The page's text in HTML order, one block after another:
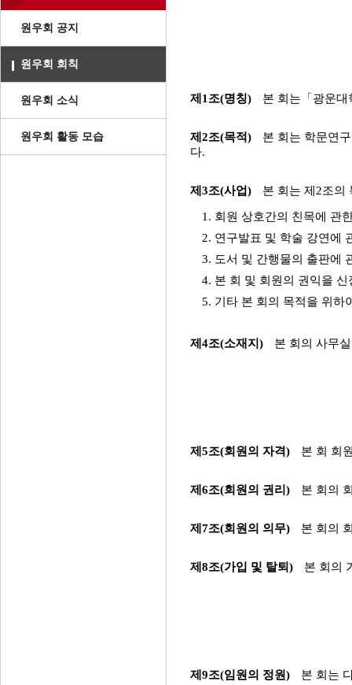
원우회 공지
원우회 회칙
원우회 소식
원우회 활동 모습
제1조(명칭) 본 회는「광운
제2조(목적)
본 회는 학문연
다.
제3조(사업) 본 회는 제2조의
1. 회원 상호간의 친목에 관
2. 연구발표 및 학술 강연에
3. 도서 및 간행물의 출판에
4. 본 회 및 회원의 권익을
5. 기타 본 회의 목적을 위하
제4조(소재지) 본 회의 사무
제5조(회원의 자격) 본 회 회
제6조(회원의 권리) 본 회의
제7조(회원의 의무) 본 회의
제8조(가입 및 탈퇴) 본 회의
제9조(임원의 정원) 본 회는